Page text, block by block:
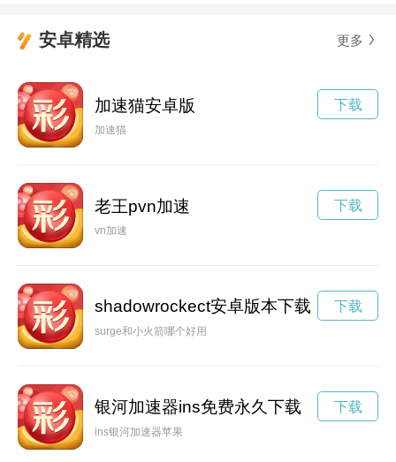
安卓精选 更多
加速猫安卓版
加速猫
下载
老王pvn加速
vn加速
下载
shadowrockect安卓版本下载
surge和小火箭哪个好用
下载
银河加速器ins免费永久下载
ins银河加速器苹果
下载